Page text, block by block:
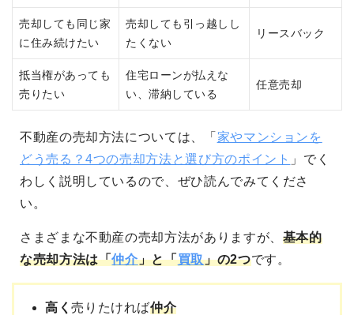
売却しても同じ家
に住み続けたい
売却しても引っ越しし
たくない
リースバック
抵当権があっても
売りたい
住宅ローンが払えな
い、滞納している
任意売却
不動産の売却方法については、「 家やマンションを
どう売る？4つの売却方法と選び方のポイント 」でく
わしく説明しているので、ぜひ読んでみてくださ
い。
さまざまな不動産の売却方法がありますが、 基本的
な売却方法は「仲介」と「買取」の2つです。
高く売りたければ仲介